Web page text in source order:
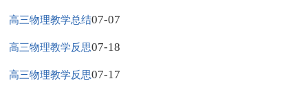
高三物理教学总结07-07
高三物理教学反思07-18
高三物理教学反思07-17